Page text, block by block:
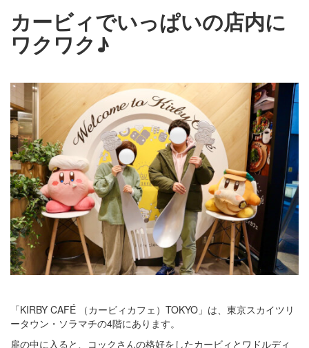
カービィでいっぱいの店内に
ワクワク♪
「KIRBY CAFÉ （カービィカフェ）TOKYO」は、東京スカイツリ
ータウン・ソラマチの4階にあります。
扉の中に入ると、コックさんの格好をしたカービィとワドルディ